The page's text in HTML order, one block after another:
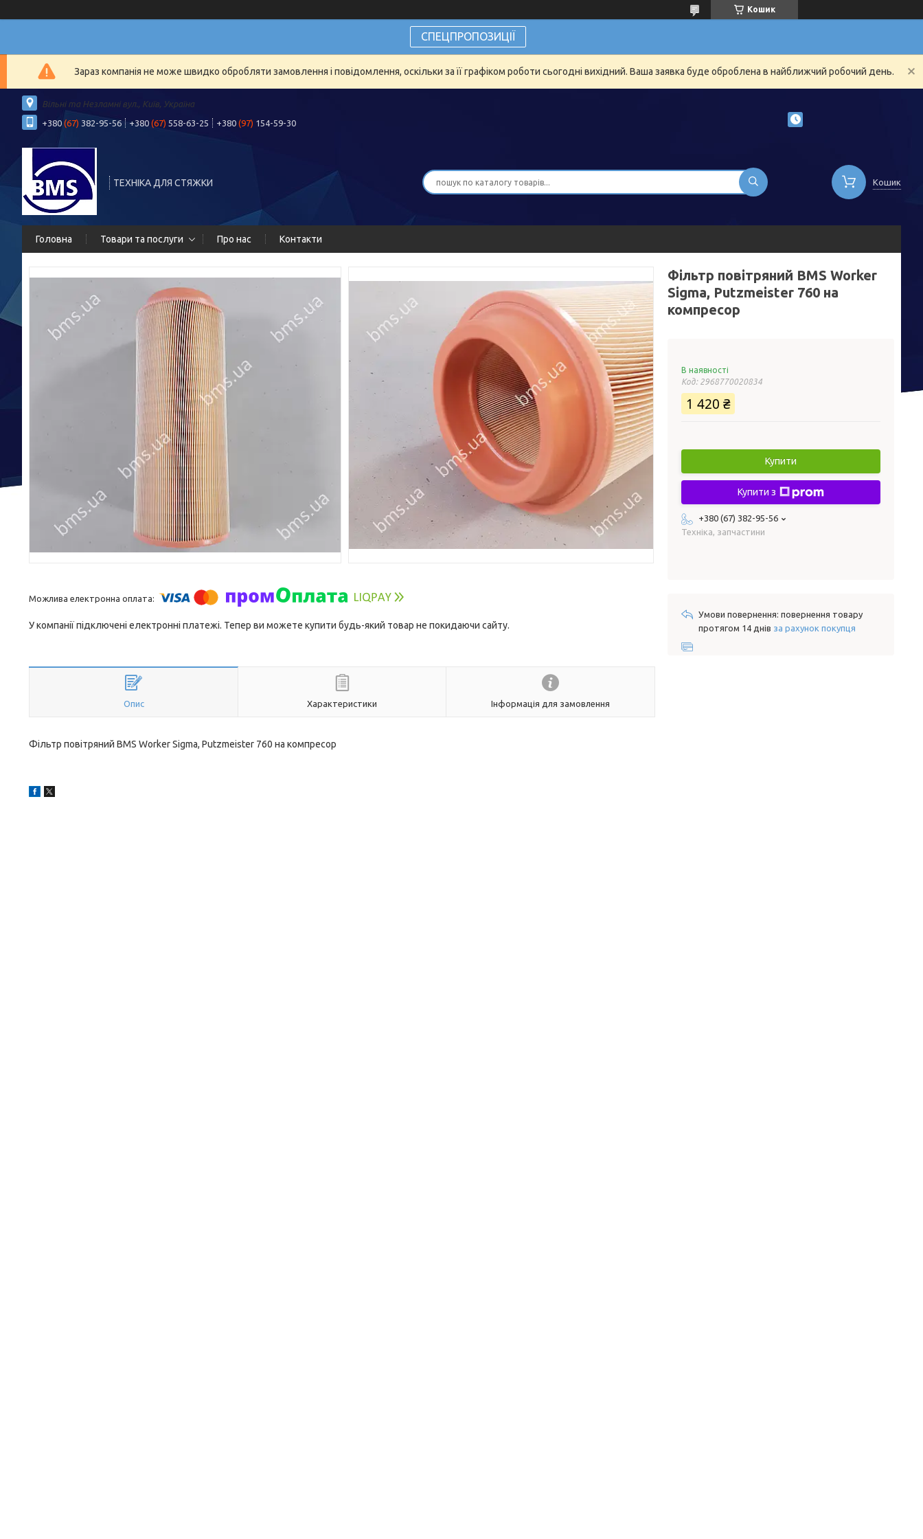
Кошик
СПЕЦПРОПОЗИЦІЇ
Зараз компанія не може швидко обробляти замовлення і повідомлення, оскільки за її графіком роботи сьогодні вихідний. Ваша заявка буде оброблена в найближчий робочий день.
Вільні та Незламні вул., Київ, Україна
+380 (67) 382-95-56 +380 (67) 558-63-25 +380 (97) 154-59-30
ТЕХНІКА ДЛЯ СТЯЖКИ Кошик
Головна Товари та послуги Про нас Контакти
У компанії підключені електронні платежі. Тепер ви можете купити будь-який товар не покидаючи сайту.
Опис Характеристики Інформація для замовлення
Фільтр повітряний BMS Worker Sigma, Putzmeister 760 на компресор
Фільтр повітряний BMS Worker
Sigma, Putzmeister 760 на
компресор
В наявності
Код: 2968770020834
1 420 ₴
Купити
Купити з
+380 (67) 382-95-56
Техніка, запчастини
повернення товару
протягом 14 днів за рахунок покупця